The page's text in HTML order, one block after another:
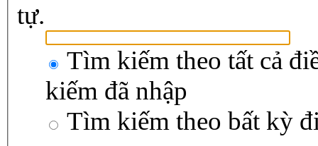
tự.
Tìm kiếm theo tất cả
kiếm đã nhập
Tìm kiếm theo bất kỳ